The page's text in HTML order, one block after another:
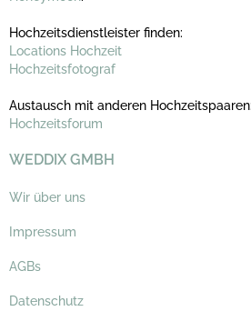
Hochzeitsdienstleister finden:
Locations Hochzeit
Hochzeitsfotograf
Austausch mit anderen Hochzeitspaaren:
Hochzeitsforum
WEDDIX GMBH
Wir über uns
Impressum
AGBs
Datenschutz